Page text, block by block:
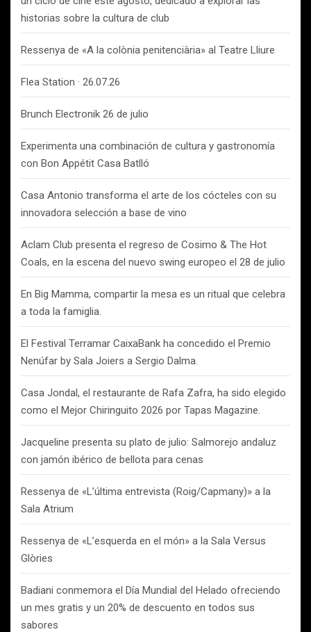
historias sobre la cultura de club
Ressenya de «A la colònia penitenciària» al Teatre Lliure
Flea Station · 26.07.26
Brunch Electronik 26 de julio
Experimenta una combinación de cultura y gastronomía
con Bon Appétit Casa Batlló
Casa Antonio transforma el arte de los cócteles con su
innovadora selección a base de vino
Aclam Club presenta el regreso de Cosimo & The Hot
Coals, en la escena del nuevo swing europeo el 28 de julio
En Big Mamma, compartir la mesa es un ritual que celebra
a toda la famiglia.
El Festival Terramar CaixaBank ha concedido el Premio
Nenúfar by Sala Joiers a Sergio Dalma.
Casa Jondal, el restaurante de Rafa Zafra, ha sido elegido
como el Mejor Chiringuito 2026 por Tapas Magazine.
Jacqueline presenta su plato de julio: Salmorejo andaluz
con jamón ibérico de bellota para cenas
Ressenya de «L’última entrevista (Roig/Capmany)» a la
Sala Atrium
Ressenya de «L’esquerda en el món» a la Sala Versus
Glòries
Badiani conmemora el Día Mundial del Helado ofreciendo
un mes gratis y un 20% de descuento en todos sus
sabores